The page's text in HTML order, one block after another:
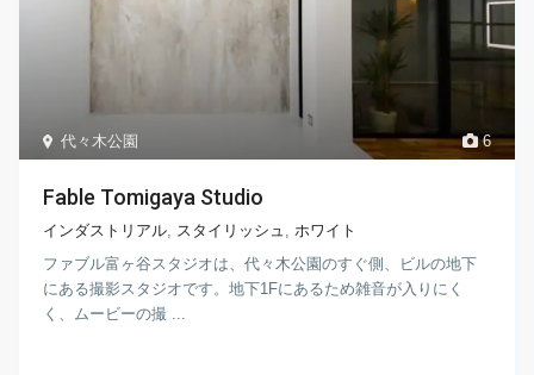
6
代々木公園
Fable Tomigaya Studio
インダストリアル, スタイリッシュ ,ホワイト
ファブル富ヶ谷スタジオは、代々木公園のすぐ側、ビルの地下
にある撮影スタジオです。地下1Fにあるため雑音が入りにく
く、ムービーの撮 ...